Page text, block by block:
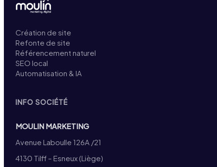
Création de site
Refonte de site
Référencement naturel
SEO local
Automatisation & IA
INFO SOCIÉTÉ
MOULIN MARKETING
Avenue Laboulle 126A /21
4130 Tilff – Esneux (Liège)